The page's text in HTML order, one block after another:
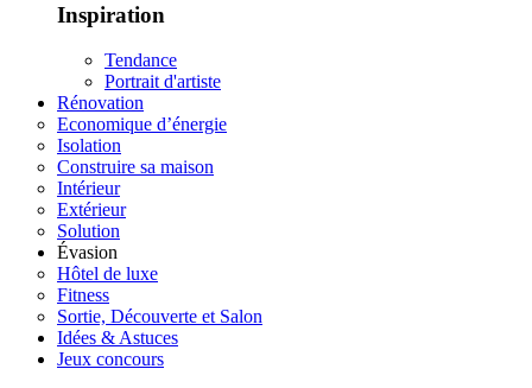
Inspiration
Tendance
Portrait d'artiste
Rénovation
Economique d’énergie
Isolation
Construire sa maison
Intérieur
Extérieur
Solution
Évasion
Hôtel de luxe
Fitness
Sortie, Découverte et Salon
Idées & Astuces
Jeux concours